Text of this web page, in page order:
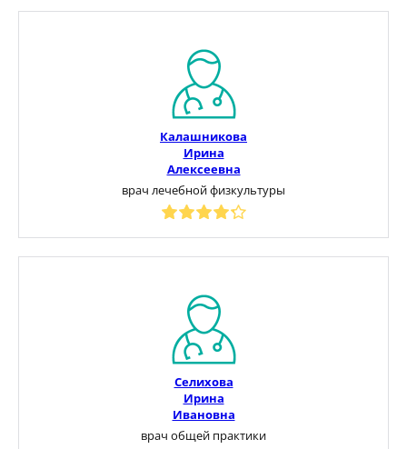
Калашникова
Ирина
Алексеевна
врач лечебной физкультуры
Селихова
Ирина
Ивановна
врач общей практики